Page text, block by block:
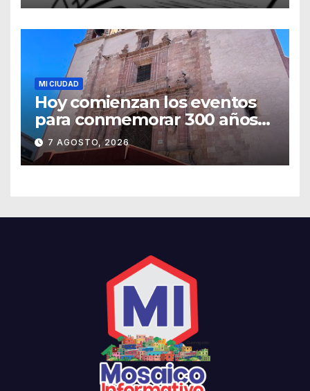
MI CIUDAD
Hoy comienzan los eventos
para conmemorar 300 años
del templo de San Roque
7 AGOSTO, 2026